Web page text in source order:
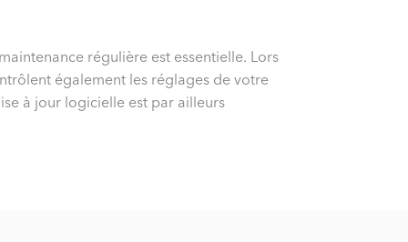
régulière est essentielle. Lors
également les réglages de votre
à jour logicielle est par ailleurs